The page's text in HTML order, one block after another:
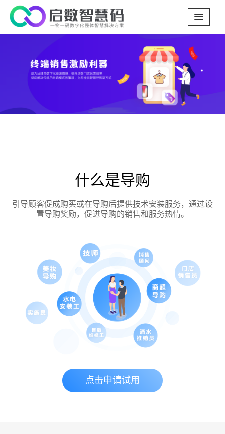
Previous
什么是导购
引导顾客促成购买或在导购后提供技术安装服务，通过设
置导购奖励，促进导购的销售和服务热情。
点击申请试用